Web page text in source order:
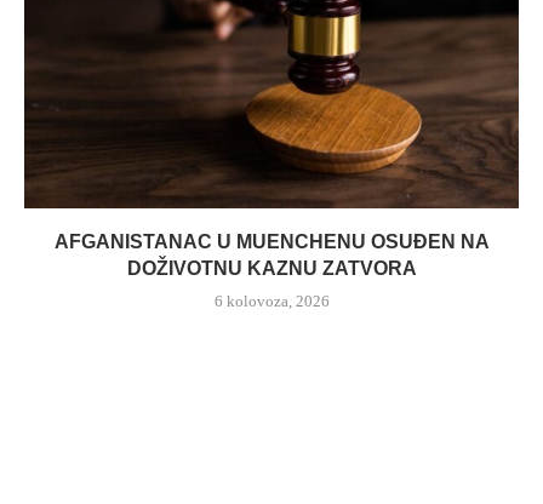
AFGANISTANAC U MUENCHENU OSUĐEN NA
DOŽIVOTNU KAZNU ZATVORA
6 kolovoza, 2026